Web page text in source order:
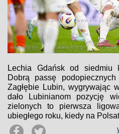
Lechia Gdańsk od siedmiu
Dobrą passę
Zagłębie Lubin, wygrywając
dało Lubinianom pozycję
zielonych to pierwsza
ubiegłego roku, kiedy na